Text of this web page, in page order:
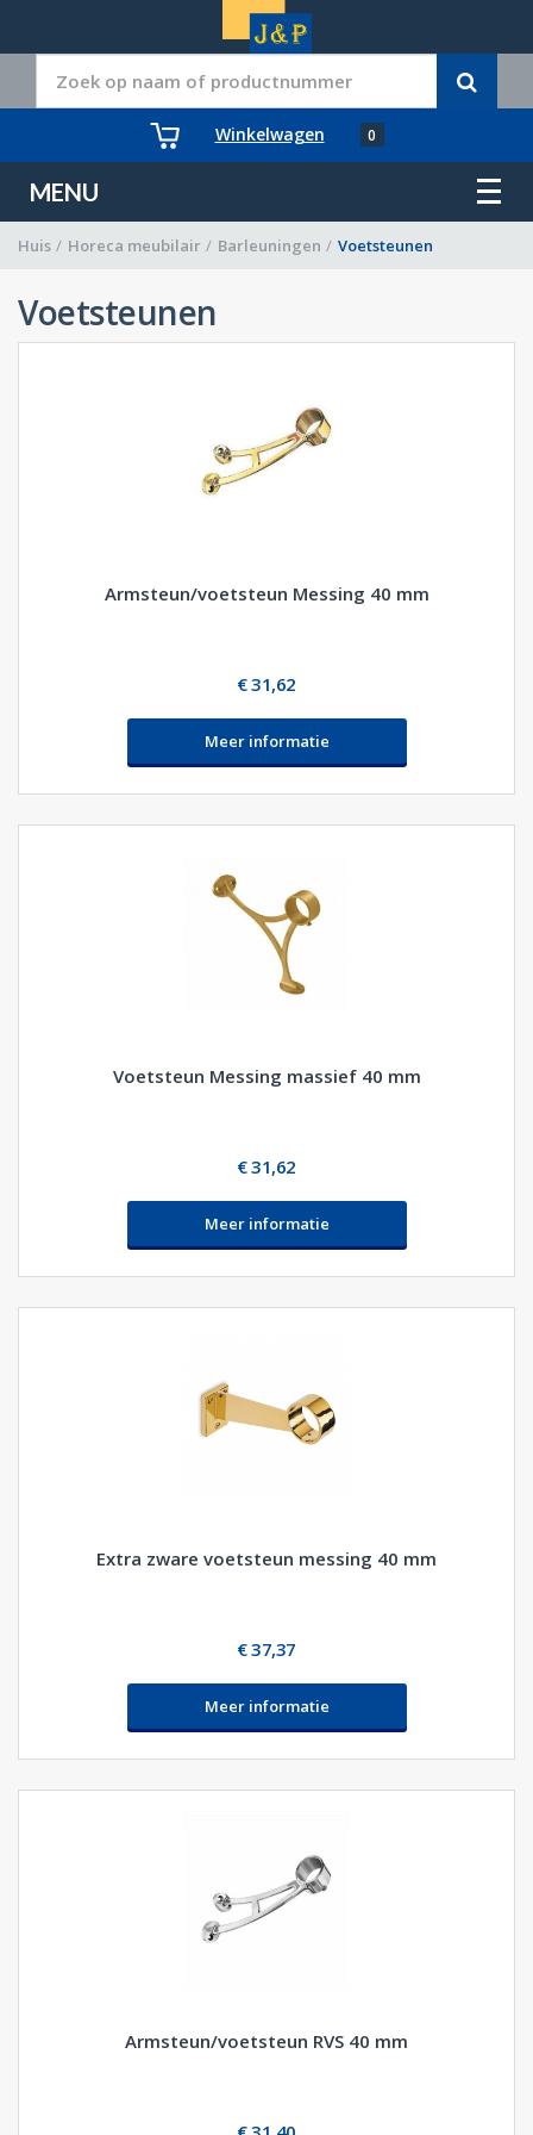
Winkelwagen 0
MENU
Huis / Horeca meubilair / Barleuningen / Voetsteunen
Voetsteunen
Armsteun/voetsteun Messing 40 mm
€ 31,62
Meer informatie
Voetsteun Messing massief 40 mm
€ 31,62
Meer informatie
Extra zware voetsteun messing 40 mm
€ 37,37
Meer informatie
Armsteun/voetsteun RVS 40 mm